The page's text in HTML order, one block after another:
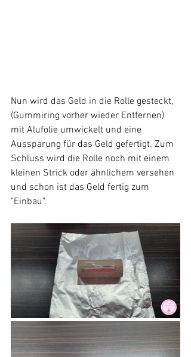
Nun wird das Geld in die Rolle gesteckt,
(Gummiring vorher wieder Entfernen)
mit Alufolie umwickelt und eine
Aussparung für das Geld gefertigt. Zum
Schluss wird die Rolle noch mit einem
kleinen Strick oder ähnlichem versehen
und schon ist das Geld fertig zum
"Einbau".